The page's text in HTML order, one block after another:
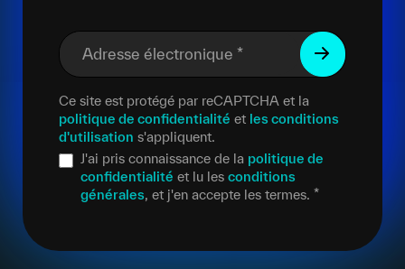
Adresse électronique *
Ce site est protégé par reCAPTCHA et la
politique de confidentialité et les conditions
d'utilisation s'appliquent.
J'ai pris connaissance de la politique de
confidentialité et lu les conditions
générales, et j'en accepte les termes. *